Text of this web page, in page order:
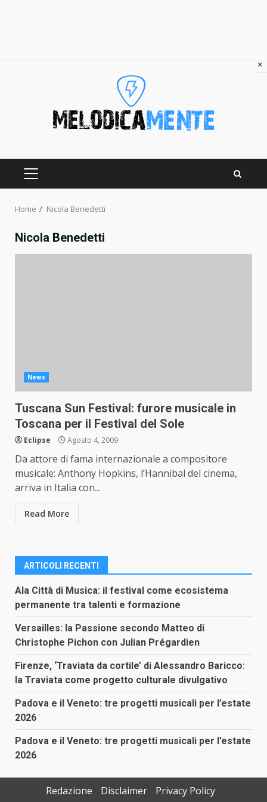
PRIMARY
Home Nicola Benedetti
Nicola Benedetti
News
Tuscana Sun Festival: furore musicale in
Toscana per il Festival del Sole
Eclipse Agosto 4, 2009
Da attore di fama internazionale a compositore
musicale: Anthony Hopkins, l’Hannibal del cinema,
arriva in Italia con...
Read More
ARTICOLI RECENTI
Ala Città di Musica: il festival come ecosistema
permanente tra talenti e formazione
Versailles: la Passione secondo Matteo di
Christophe Pichon con Julian Prégardien
Firenze, ‘Traviata da cortile’ di Alessandro Baricco:
la Traviata come progetto culturale divulgativo
Padova e il Veneto: tre progetti musicali per l’estate
2026
Padova e il Veneto: tre progetti musicali per l’estate
2026
Redazione Disclaimer Privacy Policy
×